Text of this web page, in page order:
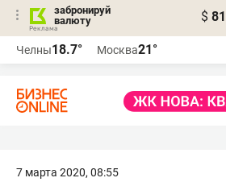
забронируй
валюту
$
Челны18.7° Москва21°
7 марта 2020, 08:55